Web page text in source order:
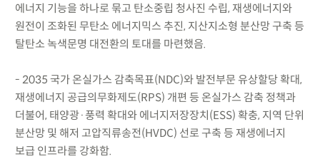
에너지 기능을 하나로 묶고 탄소중립 청사진 수립, 재생에너지와
원전이 조화된 무탄소 에너지믹스 추진, 지산지소형 분산망 구축 등
탈탄소 녹색문명 대전환의 토대를 마련했음.
- 2035 국가 온실가스 감축목표(NDC)와 발전부문 유상할당 확대,
재생에너지 공급의무화제도(RPS) 개편 등 온실가스 감축 정책과
더불어, 태양광·풍력 확대와 에너지저장장치(ESS) 확충, 지역 단위
분산망 및 해저 고압직류송전(HVDC) 선로 구축 등 재생에너지
보급 인프라를 강화함.